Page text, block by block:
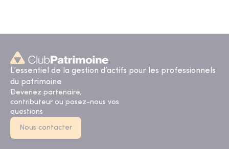
L’essentiel de la gestion d’actifs pour les professionnels
du patrimoine
Devenez partenaire,
contributeur ou posez-nous vos
questions
Nous contacter